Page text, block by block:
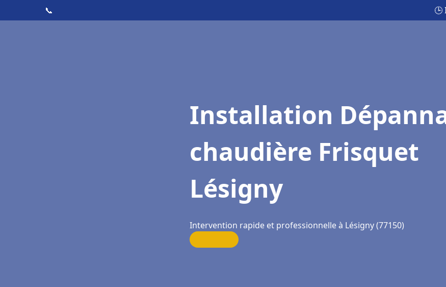
📞 🕒
Installation
chaudière Frisquet
Lésigny
Intervention rapide et professionnelle à Lésigny (77150)